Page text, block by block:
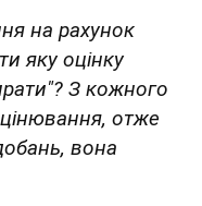
на рахунок
яку оцінку
З кожного
отже
вона